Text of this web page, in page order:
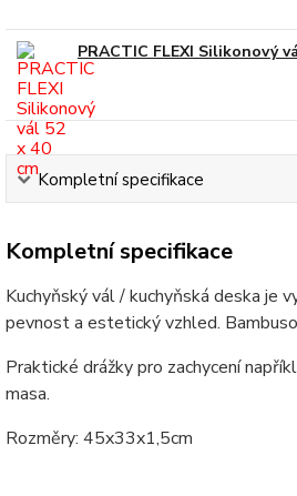
PRACTIC FLEXI Silikonový
Kompletní specifikace
Kompletní specifikace
Kuchyňský vál / kuchyňská deska je
pevnost a estetický vzhled.
Praktické drážky pro zachycení
masa.
Rozměry: 45x33x1,5cm